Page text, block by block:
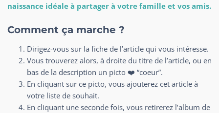
naissance idéale à partager à votre famille et vos amis.
Comment ça marche ?
Dirigez-vous sur la fiche de l’article qui vous intéresse.
Vous trouverez alors, à droite du titre de l’article, ou en
bas de la description un picto ❤️ “coeur”.
En cliquant sur ce picto, vous ajouterez cet article à
votre liste de souhait.
En cliquant une seconde fois, vous retirerez l’album de